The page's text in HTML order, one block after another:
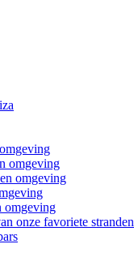
omgeving
omgeving
omgeving
onze favoriete stranden